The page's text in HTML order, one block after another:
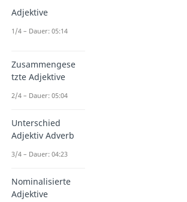
Adjektive
1/4 – Dauer: 05:14
Zusammengese
tzte Adjektive
2/4 – Dauer: 05:04
Unterschied
Adjektiv Adverb
3/4 – Dauer: 04:23
Nominalisierte
Adjektive